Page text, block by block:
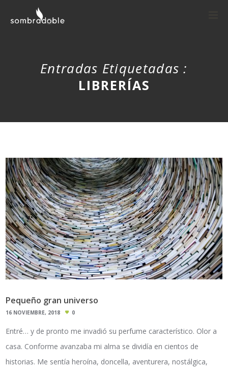
Entradas Etiquetadas :
LIBRERÍAS
Pequeño gran universo
16 NOVIEMBRE, 2018 0
Entré… y de pronto me invadió su perfume característico. Olor a
casa. Conforme avanzaba mi alma se dividía en cientos de
historias. Me sentía heroína, doncella, aventurera, nostálgica,